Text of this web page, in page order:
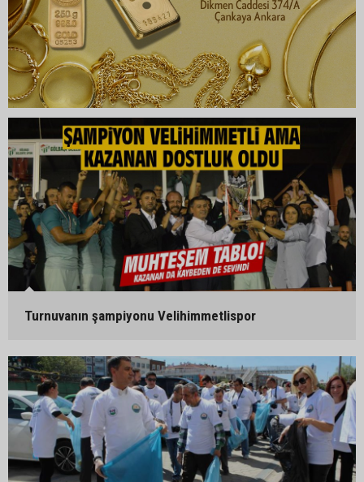
Turnuvanın şampiyonu Velihimmetlispor